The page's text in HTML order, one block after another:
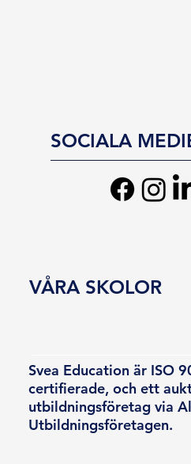
SOCIALA
Svea Education är ISO
certifierade, och ett
utbildningsföretag via
Utbildningsföretagen.
VÅRA SKOLOR